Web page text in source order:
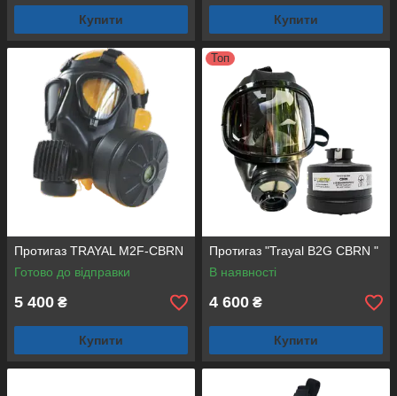
Купити Купити
Протигаз TRAYAL М2F-CBRN
Готово до відправки
5 400 ₴
Купити
Топ
Протигаз "Trayal B2G CBRN "
В наявності
4 600 ₴
Купити